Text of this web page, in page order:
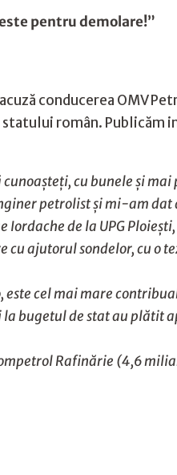
pentru demolare!”
conducerea OMV
român. Publicăm
cu bunele şi
petrolist şi mi-am dat
de la UPG
cu ajutorul sondelor, cu o
cel mai mare
bugetul de stat au plătit
Rafinărie (4,6